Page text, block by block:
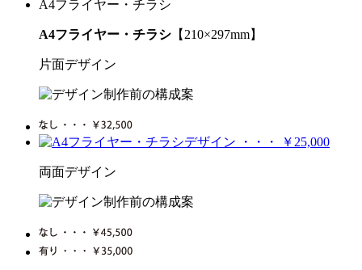
A4フライヤー・チラシ
A4フライヤー・チラシ 【210×297mm】
片面デザイン
両面デザイン